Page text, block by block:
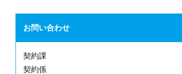
お問い合わせ
契約課
契約係